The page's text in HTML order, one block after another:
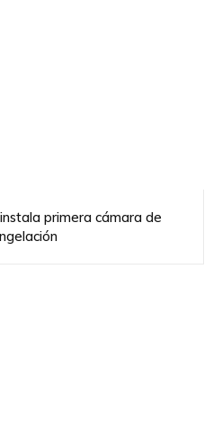
primera cámara de